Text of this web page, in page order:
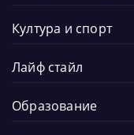
Култура и спорт
Лайф стайл
Образование